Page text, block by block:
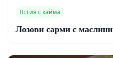
Ястия с кайма
Лозови сарми с маслини